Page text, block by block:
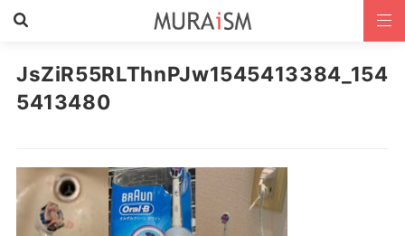
JsZiR55RLThnPJw1545413384_154
5413480